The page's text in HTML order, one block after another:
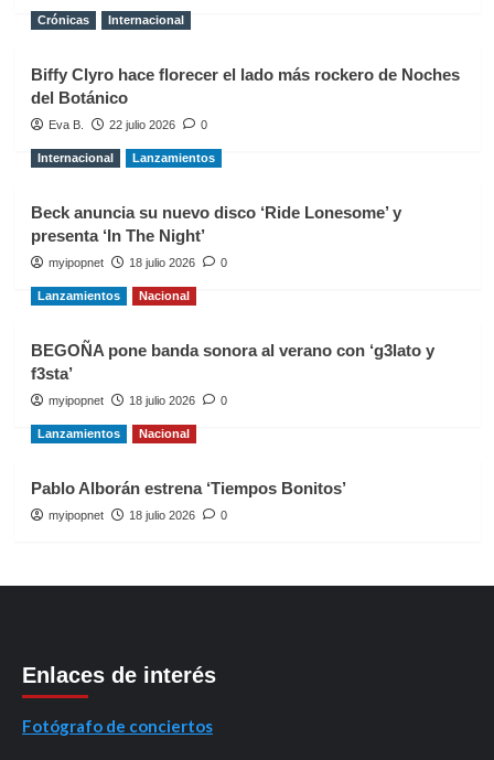
Crónicas Internacional
Biffy Clyro hace florecer el lado más rockero de Noches
del Botánico
Eva B. 22 julio 2026 0
Internacional Lanzamientos
Beck anuncia su nuevo disco ‘Ride Lonesome’ y
presenta ‘In The Night’
myipopnet 18 julio 2026 0
Lanzamientos Nacional
BEGOÑA pone banda sonora al verano con ‘g3lato y
f3sta’
myipopnet 18 julio 2026 0
Lanzamientos Nacional
Pablo Alborán estrena ‘Tiempos Bonitos’
myipopnet 18 julio 2026 0
Enlaces de interés
Fotógrafo de conciertos